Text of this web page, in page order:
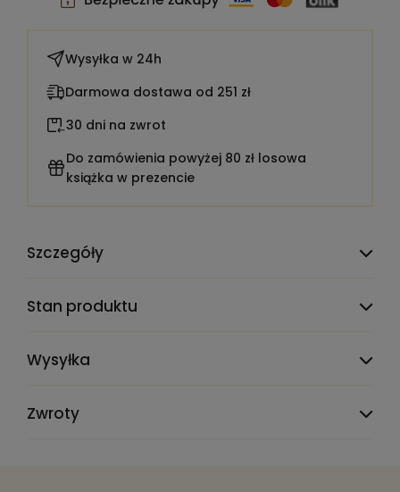
Wysyłka w 24h
Darmowa dostawa od 251 zł
30 dni na zwrot
Do zamówienia powyżej 80 zł losowa
książka w prezencie
Szczegóły
Tłumacz:
Wilczyński Marek, Kłobukowski Michał
Wydanie:
Stan produktu
Wysyłka
Zwroty